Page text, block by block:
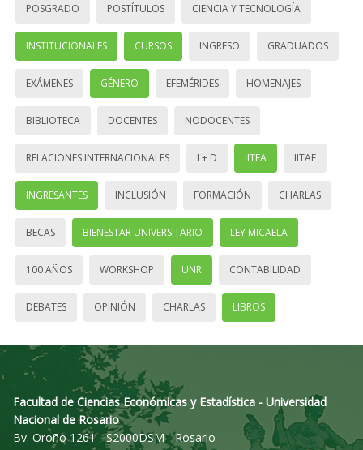
POSGRADO POSTÍTULOS CIENCIA Y TECNOLOGÍA
INSTITUCIONALES CURSOS INGRESO GRADUADOS
EXÁMENES GÉNERO EFEMÉRIDES HOMENAJES
BIBLIOTECA DOCENTES NODOCENTES
RELACIONES INTERNACIONALES I + D IITEA IITAE
INGRESANTES INCLUSIÓN FORMACIÓN CHARLAS
BECAS BIENESTAR UNIVERSITARIO LEY MICAELA
100 AÑOS WORKSHOP UNR CONTABILIDAD
DEBATES OPINIÓN CHARLAS LIBROS
Facultad de Ciencias Económicas y Estadística - Universidad
Nacional de Rosario
Bv. Oroño 1261 - S2000DSM - Rosario